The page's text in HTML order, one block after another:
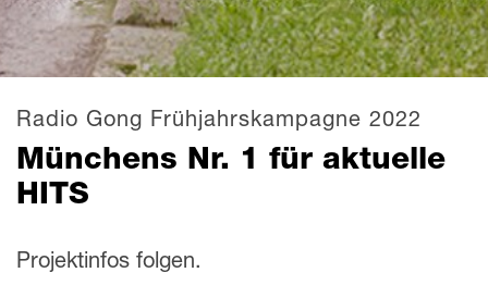
Radio Gong Frühjahrskampagne 2022
Münchens Nr. 1 für aktuelle
HITS
Projektinfos folgen.